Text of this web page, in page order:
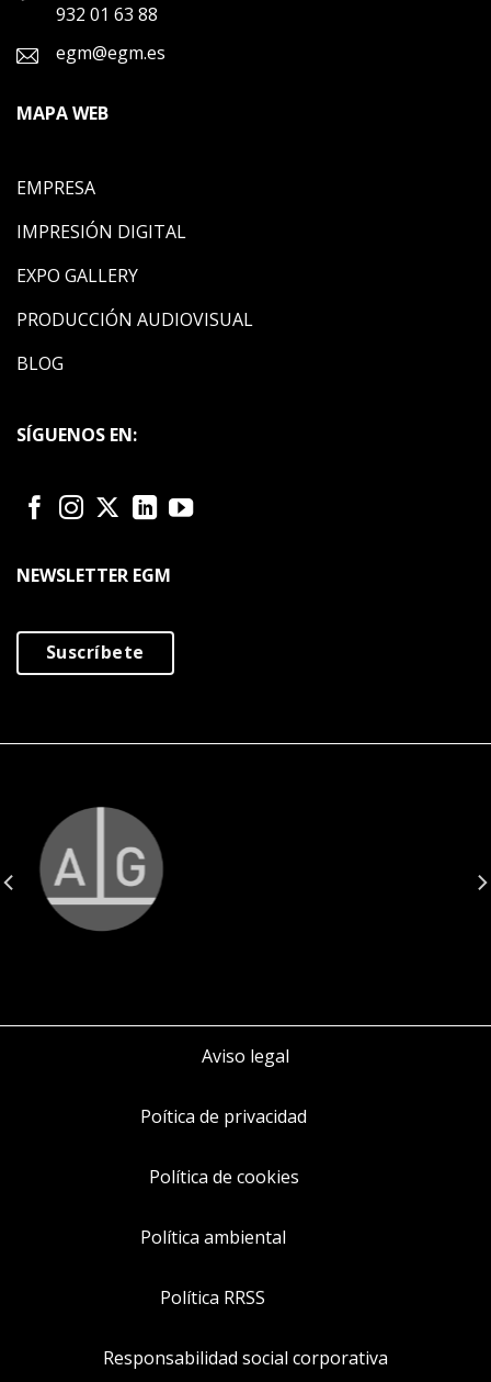
932 01 63 88
egm@egm.es
MAPA WEB
EMPRESA
IMPRESIÓN DIGITAL
EXPO GALLERY
PRODUCCIÓN AUDIOVISUAL
BLOG
SÍGUENOS EN:
NEWSLETTER EGM
Suscríbete
Aviso legal
Poítica de privacidad
Política de cookies
Política ambiental
Política RRSS
Responsabilidad social corporativa